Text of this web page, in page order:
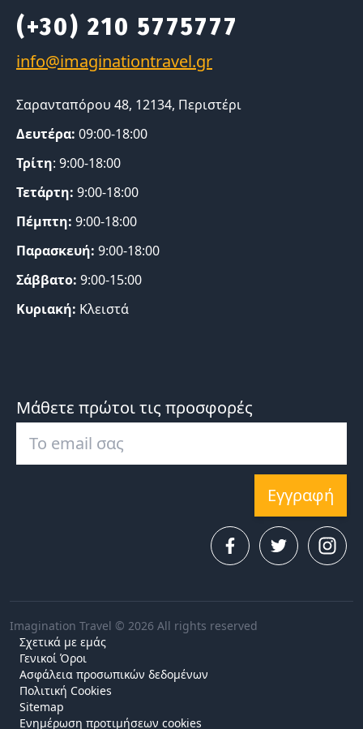
(+30) 210 5775777
Σαρανταπόρου 48, 12134, Περιστέρι
Δευτέρα: 09:00-18:00
Τρίτη: 9:00-18:00
Τετάρτη: 9:00-18:00
Πέμπτη: 9:00-18:00
Παρασκευή: 9:00-18:00
Σάββατο: 9:00-15:00
Κυριακή: Κλειστά
Μάθετε πρώτοι τις προσφορές
Εγγραφή
Imagination Travel © 2026 All rights reserved
Σχετικά με εμάς
Γενικοί Όροι
Ασφάλεια προσωπικών δεδομένων
Πολιτική Cookies
Sitemap
Ενημέρωση προτιμήσεων cookies